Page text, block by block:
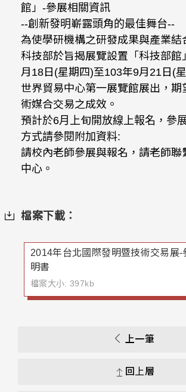
館」-參展相關資訊
--創新發明嶄露頭角的最佳舞台--
為使學研機構之研發成果與產業結
科技部於旨揭展覽設置「科技部館
月18日(星期四)至103年9月21日(
世界貿易中心第一展覽館展出，期
術媒合交易之成效。
預計於6月上旬開放線上報名，參
方式請參閱附加資料:
請校內老師參展與報名，請老師聯
中心。
檔案下載：
2014年台北國際發明暨技術交易展-
明書
檔案大小: 397kb
上一筆
回上層